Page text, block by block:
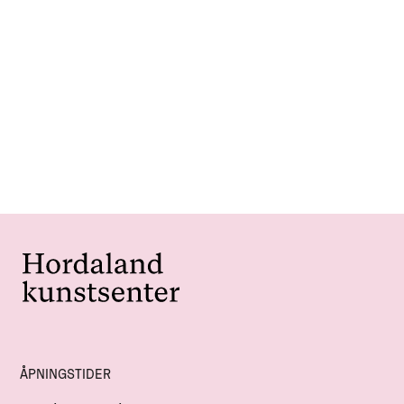
ÅPNINGSTIDER